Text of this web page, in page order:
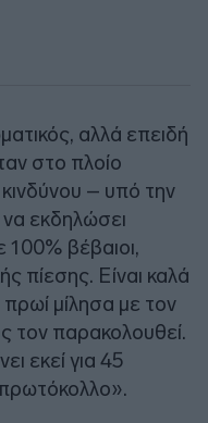
αλλά επειδή
στο πλοίο
– υπό την
να εκδηλώσει
βέβαιοι,
πίεσης. Είναι καλά
μίλησα με τον
τον παρακολουθεί.
εκεί για 45